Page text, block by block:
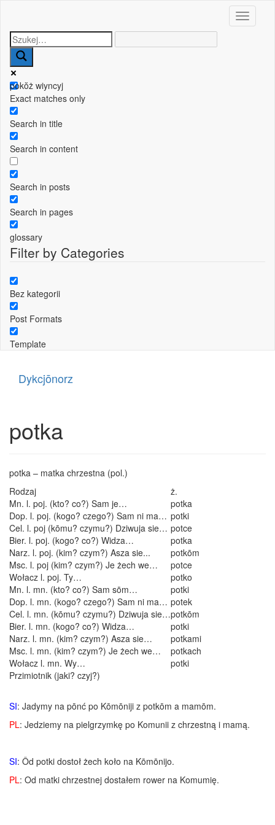
Toggle
pokŏż wiyncyj
Exact matches only
Search in title
Search in content
Search in posts
Search in pages
glossary
Filter by Categories
Bez kategorii
Post Formats
Template
Dykcjōnorz
potka
potka – matka chrzestna (pol.)
Rodzaj
ż.
Mn. l. poj. (kto? co?) Sam je…
potka
Dop. l. poj. (kogo? czego?) Sam ni ma… potki
Cel. l. poj (kōmu? czymu?) Dziwuja sie… potce
Bier. l. poj. (kogo? co?) Widza…
potka
Narz. l. poj. (kim? czym?) Asza sie...
potkōm
Msc. l. poj (kim? czym?) Je żech we…
potce
Wołacz l. poj. Ty…
potko
Mn. l. mn. (kto? co?) Sam sōm…
potki
Dop. l. mn. (kogo? czego?) Sam ni ma… potek
Cel. l. mn. (kōmu? czymu?) Dziwuja sie…potkōm
Bier. l. mn. (kogo? co?) Widza…
potki
Narz. l. mn. (kim? czym?) Asza sie…
potkami
Msc. l. mn. (kim? czym?) Je żech we…
potkach
Wołacz l. mn. Wy…
potki
Przimiotnik (jaki? czyj?)
SI: Jadymy na pōnć po Kōmōniji z potkōm a mamōm.
PL: Jedziemy na pielgrzymkę po Komunii z chrzestną i mamą.
SI: Ôd potki dostoł żech koło na Kōmōnijo.
PL: Od matki chrzestnej dostałem rower na Komumię.